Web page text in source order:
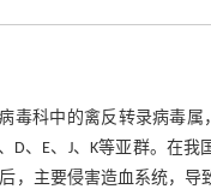
毒科中的禽反转录病毒
、E、J、K等亚群。在
，主要侵害造血系统，导